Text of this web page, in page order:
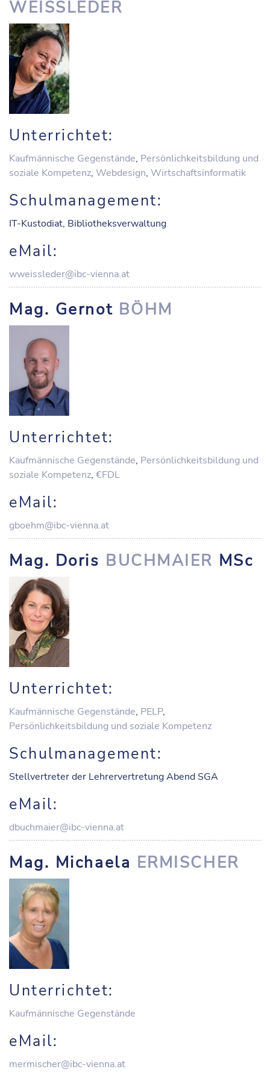
WEISSLEDER
Unterrichtet:
Kaufmännische Gegenstände, Persönlichkeitsbildung und
soziale Kompetenz, Webdesign, Wirtschaftsinformatik
Schulmanagement:
IT-Kustodiat, Bibliotheksverwaltung
eMail:
wweissleder@ibc-vienna.at
Mag. Gernot BÖHM
Unterrichtet:
Kaufmännische Gegenstände, Persönlichkeitsbildung und
soziale Kompetenz, €FDL
eMail:
gboehm@ibc-vienna.at
Mag. Doris BUCHMAIER MSc
Unterrichtet:
Kaufmännische Gegenstände, PELP,
Persönlichkeitsbildung und soziale Kompetenz
Schulmanagement:
Stellvertreter der Lehrervertretung Abend SGA
eMail:
dbuchmaier@ibc-vienna.at
Mag. Michaela ERMISCHER
Unterrichtet:
Kaufmännische Gegenstände
eMail:
mermischer@ibc-vienna.at